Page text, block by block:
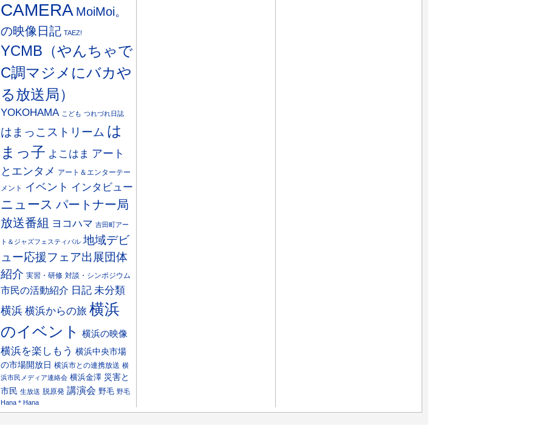
CAMERA MoiMoi。
の映像日記 TAEZ!
YCMB（やんちゃで
C調マジメにバカや
る放送局）
YOKOHAMA こども つれづれ日誌
はまっこストリーム は
まっ子 よこはま アート
とエンタメ アート＆エンターテー
メント
イベント インタビュー
ニュース パートナー局
放送番組 ヨコハマ 吉田町アー
ト＆ジャズフェスティバル 地域デビ
ュー応援フェア出展団体
紹介 実習・研修 対談・シンポジウム
市民の活動紹介 日記 未分類
横浜 横浜からの旅 横浜
のイベント
横浜の映像
横浜を楽しもう 横浜中央市場
の市場開放日 横浜市との連携放送 横
浜市民メディア連絡会 横浜金澤 災害と
市民 生放送 脱原発 講演会 野毛 野毛
Hana＊Hana